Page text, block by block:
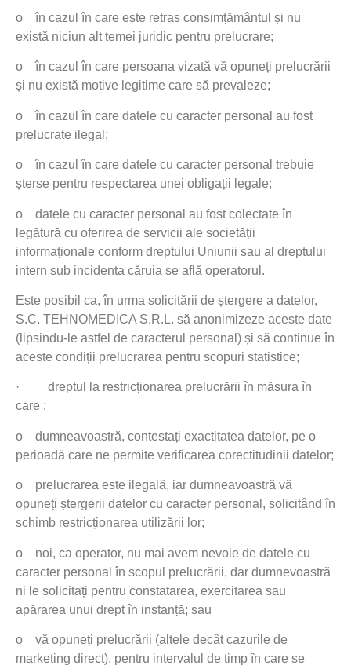
o în cazul în care este retras consimțământul și nu
există niciun alt temei juridic pentru prelucrare;
o în cazul în care persoana vizată vă opuneți prelucrării
și nu există motive legitime care să prevaleze;
o în cazul în care datele cu caracter personal au fost
prelucrate ilegal;
o în cazul în care datele cu caracter personal trebuie
șterse pentru respectarea unei obligații legale;
o datele cu caracter personal au fost colectate în
legătură cu oferirea de servicii ale societății
informaționale conform dreptului Uniunii sau al dreptului
intern sub incidenta căruia se află operatorul.
Este posibil ca, în urma solicitării de ștergere a datelor,
S.C. TEHNOMEDICA S.R.L. să anonimizeze aceste date
(lipsindu-le astfel de caracterul personal) și să continue în
aceste condiții prelucrarea pentru scopuri statistice;
· dreptul la restricționarea prelucrării în măsura în
care :
o dumneavoastră, contestați exactitatea datelor, pe o
perioadă care ne permite verificarea corectitudinii datelor;
o prelucrarea este ilegală, iar dumneavoastră vă
opuneți ștergerii datelor cu caracter personal, solicitând în
schimb restricționarea utilizării lor;
o noi, ca operator, nu mai avem nevoie de datele cu
caracter personal în scopul prelucrării, dar dumnevoastră
ni le solicitați pentru constatarea, exercitarea sau
apărarea unui drept în instanță; sau
o vă opuneți prelucrării (altele decât cazurile de
marketing direct), pentru intervalul de timp în care se